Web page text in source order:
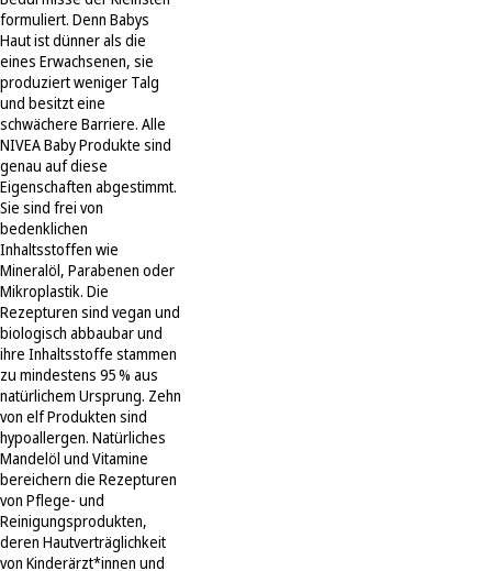
formuliert. Denn Babys
Haut ist dünner als die
eines Erwachsenen, sie
produziert weniger Talg
und besitzt eine
schwächere Barriere. Alle
NIVEA Baby Produkte sind
genau auf diese
Eigenschaften abgestimmt.
Sie sind frei von
bedenklichen
Inhaltsstoffen wie
Mineralöl, Parabenen oder
Mikroplastik. Die
Rezepturen sind vegan und
biologisch abbaubar und
ihre Inhaltsstoffe stammen
zu mindestens 95 % aus
natürlichem Ursprung. Zehn
von elf Produkten sind
hypoallergen. Natürliches
Mandelöl und Vitamine
bereichern die Rezepturen
von Pflege- und
Reinigungsprodukten,
deren Hautverträglichkeit
von Kinderärzt*innen und